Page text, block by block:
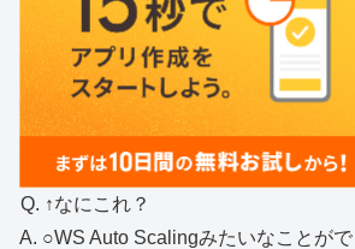
Q. ↑なにこれ？
A. ○WS Auto Scalingみたいなことが